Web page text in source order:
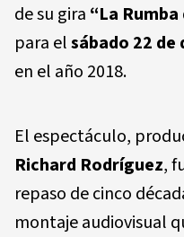
de su gira “La
para elsábado 22 de
en el año 2018.
El espectáculo,
Richard Rodríguez,
repaso de cinco
montaje audiovisual